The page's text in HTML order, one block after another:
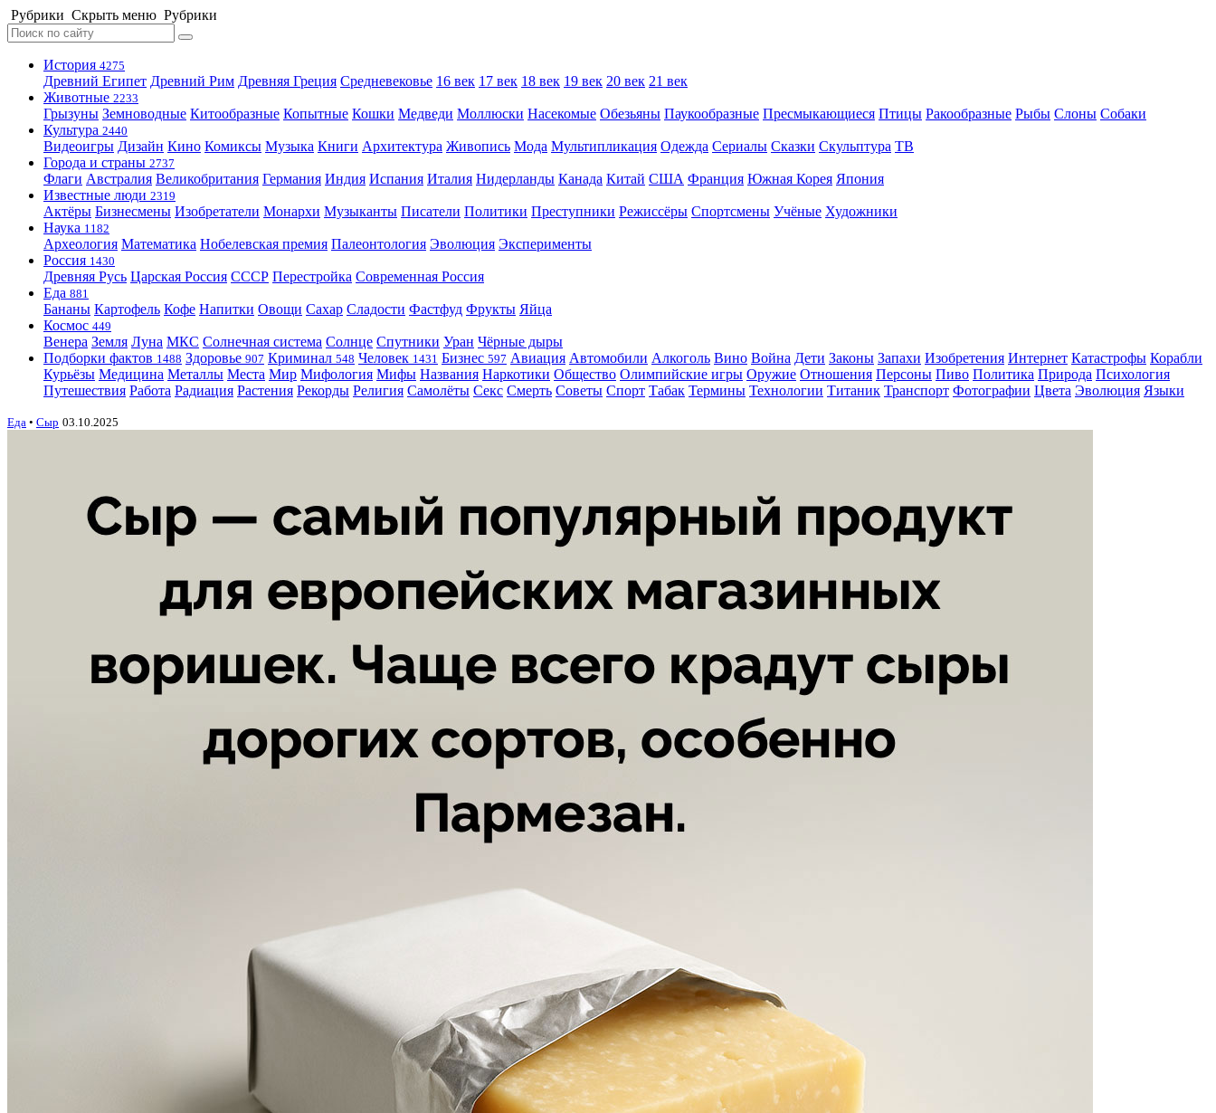
Рубрики Скрыть меню Рубрики
История 4275
Древний Египет Древний Рим Древняя Греция Средневековье 16 век 17 век 18 век 19 век 20 век 21 век
Животные 2233
Грызуны Земноводные Китообразные Копытные Кошки Медведи Моллюски Насекомые Обезьяны Паукообразные Пресмыкающиеся Птицы Ракообразные Рыбы Слоны Собаки
Культура 2440
Видеоигры Дизайн Кино Комиксы Музыка Книги Архитектура Живопись Мода Мультипликация Одежда Сериалы Сказки Скульптура ТВ
Города и страны 2737
Флаги Австралия Великобритания Германия Индия Испания Италия Нидерланды Канада Китай США Франция Южная Корея Япония
Известные люди 2319
Актёры Бизнесмены Изобретатели Монархи Музыканты Писатели Политики Преступники Режиссёры Спортсмены Учёные Художники
Наука 1182
Археология Математика Нобелевская премия Палеонтология Эволюция Эксперименты
Россия 1430
Древняя Русь Царская Россия СССР Перестройка Современная Россия
Еда 881
Бананы Картофель Кофе Напитки Овощи Сахар Сладости Фастфуд Фрукты Яйца
Космос 449
Венера Земля Луна МКС Солнечная система Солнце Спутники Уран Чёрные дыры
Подборки фактов 1488 Здоровье 907 Криминал 548 Человек 1431 Бизнес 597 Авиация Автомобили Алкоголь Вино Война Дети Законы Запахи Изобретения Интернет Катастрофы Корабли
Курьёзы Медицина Металлы Места Мир Мифология Мифы Названия Наркотики Общество Олимпийские игры Оружие Отношения Персоны Пиво Политика Природа Психология
Путешествия Работа Радиация Растения Рекорды Религия Самолёты Секс Смерть Советы Спорт Табак Термины Технологии Титаник Транспорт Фотографии Цвета Эволюция Языки
Еда • Сыр 03.10.2025